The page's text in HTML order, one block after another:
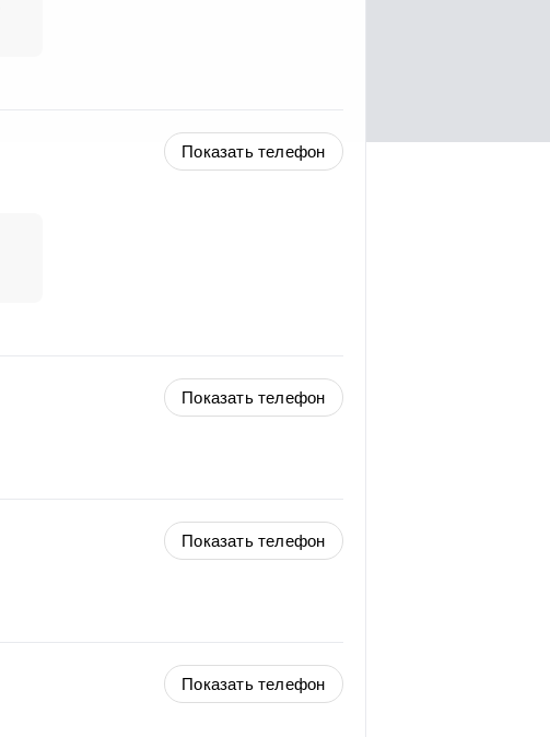
Показать телефон
Показать телефон
Показать телефон
Показать телефон